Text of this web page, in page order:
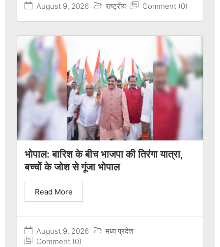
August 9, 2026 राष्ट्रीय Comment (0)
भोपाल: बारिश के बीच भाजपा की तिरंगा यात्रा,
बच्चों के जोश से गूंजा भोपाल
August 9, 2026
मध्य प्रदेश
Comment (0)
Read More